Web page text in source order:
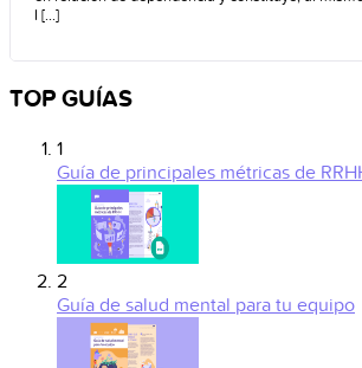
l [...]
TOP GUÍAS
1
Guía de principales métricas de
2
Guía de salud mental para tu equipo